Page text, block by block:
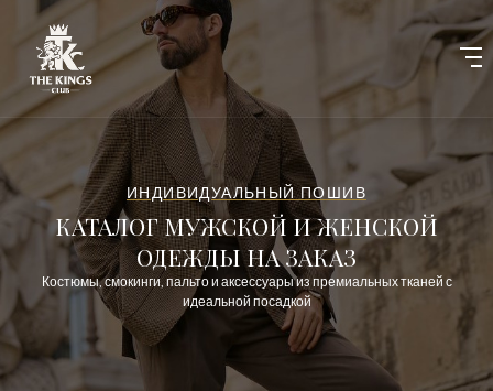
ИНДИВИДУАЛЬНЫЙ ПОШИВ
КАТАЛОГ МУЖСКОЙ И ЖЕНСКОЙ
ОДЕЖДЫ НА ЗАКАЗ
Костюмы, смокинги, пальто и аксессуары из премиальных тканей с
идеальной посадкой